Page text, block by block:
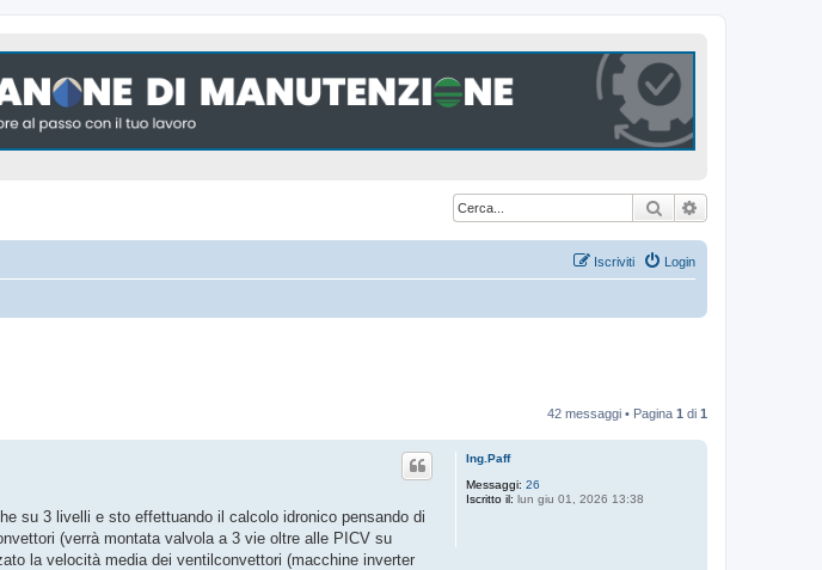
Cerca
Login
Iscriviti
42 messaggi • Pagina 1 di 1
Ing.Paff
Messaggi: 26
Iscritto il: lun giu 01, 2026 13:38
su 3 livelli e sto effettuando il calcolo idronico pensando di
(verrà montata valvola a 3 vie oltre alle PICV su
la velocità media dei ventilconvettori (macchine inverter